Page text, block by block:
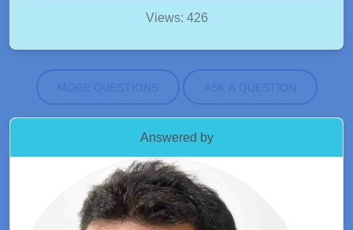
Views: 426
MORE QUESTIONS ASK A QUESTION
Answered by